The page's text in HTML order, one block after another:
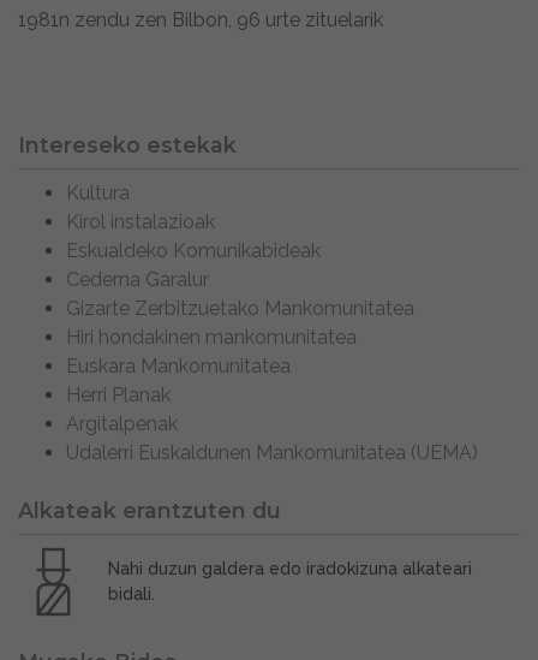
1981n zendu zen Bilbon, 96 urte zituelarik
Intereseko estekak
Kultura
Kirol instalazioak
Eskualdeko Komunikabideak
Cederna Garalur
Gizarte Zerbitzuetako Mankomunitatea
Hiri hondakinen mankomunitatea
Euskara Mankomunitatea
Herri Planak
Argitalpenak
Udalerri Euskaldunen Mankomunitatea (UEMA)
Alkateak erantzuten du
Nahi duzun galdera edo iradokizuna alkateari
bidali.